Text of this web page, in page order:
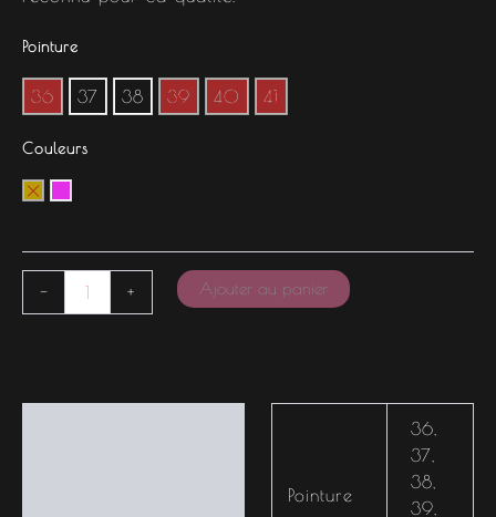
Pointure
36 37 38 39 40 41
Couleurs
- + Ajouter au panier
Pointure
36
37
38
39